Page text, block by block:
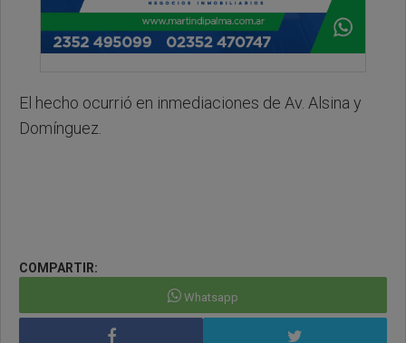
El hecho ocurrió en inmediaciones de Av. Alsina y
Domínguez.
COMPARTIR:
Whatsapp